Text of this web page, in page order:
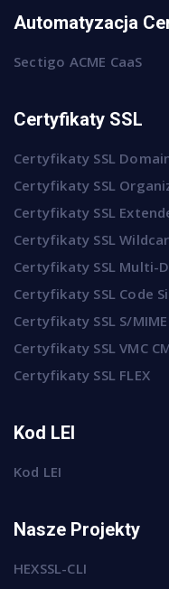
Automatyzacja
Sectigo ACME CaaS
Certyfikaty SSL
Certyfikaty SSL
Certyfikaty SSL
Certyfikaty SSL
Certyfikaty SSL
Certyfikaty SSL Multi-
Certyfikaty SSL Code
Certyfikaty SSL S/MIME
Certyfikaty SSL VMC
Certyfikaty SSL FLEX
Kod LEI
Kod LEI
Nasze Projekty
HEXSSL-CLI